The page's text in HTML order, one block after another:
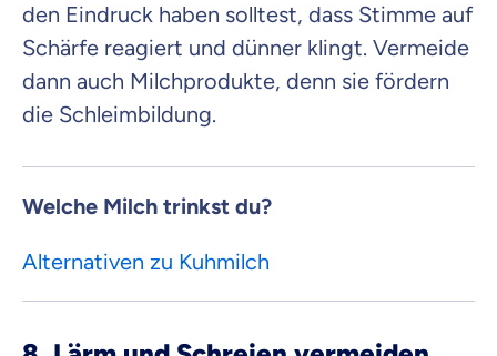
den Eindruck haben solltest, dass Stimme auf
Schärfe reagiert und dünner klingt. Vermeide
dann auch Milchprodukte, denn sie fördern
die Schleimbildung.
Welche Milch trinkst du?
Alternativen zu Kuhmilch